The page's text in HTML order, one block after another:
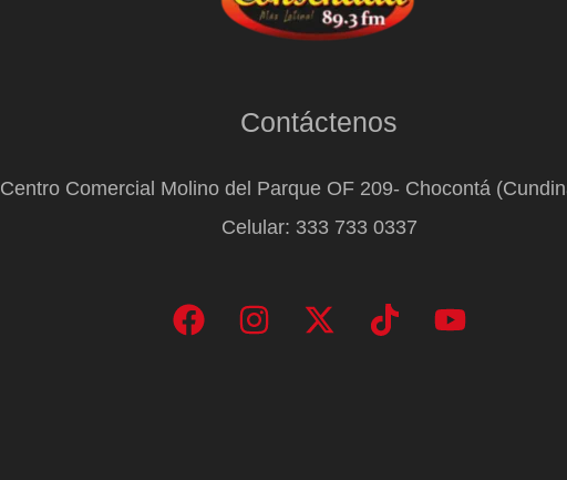
Contáctenos
Centro Comercial Molino del Parque OF 209- Chocontá
Celular: 333 733 0337